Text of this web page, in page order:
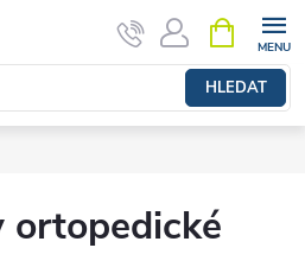
HLEDAT
ortopedické